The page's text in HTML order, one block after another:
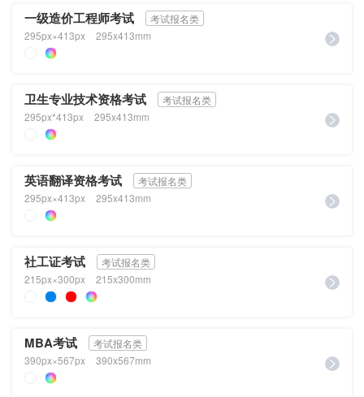
一级造价工程师考试
考试报名类
295px×413px
295x413mm
卫生专业技术资格考试
考试报名类
295px*413px
295x413mm
英语翻译资格考试
考试报名类
295px×413px
295x413mm
社工证考试
考试报名类
215px×300px
215x300mm
MBA考试
考试报名类
390px×567px
390x567mm